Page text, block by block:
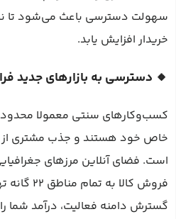
سهولت دسترسی باعث می‌شود تا
خریدار افزایش یابد.
🔸 دسترسی به بازارهای جدید
کسب‌وکارهای سنتی معمولا محدود
خاص خود هستند و جذب مشتری از
است. فضای آنلاین مرزهای
فروش کالا
گسترش دامنه فعالیت، درآمد شما